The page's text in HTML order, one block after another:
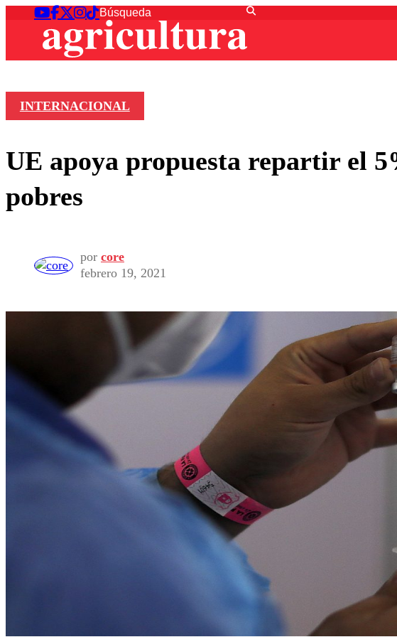
INTERNACIONAL
UE apoya propuesta repartir el
pobres
por core
febrero 19, 2021